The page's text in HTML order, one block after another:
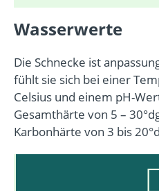
Wasserwerte
Die Schnecke ist
fühlt sie sich bei einer
Celsius und einem pH-
Gesamthärte von 5 –
Karbonhärte von 3 bis